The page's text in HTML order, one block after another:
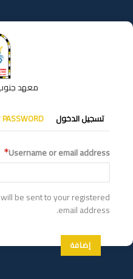
إلى
المحتوى
معهد
التبويبات
الأساسية
تسجيل الدخول PASSWORD
Username or email address
be sent to your registered
email address.